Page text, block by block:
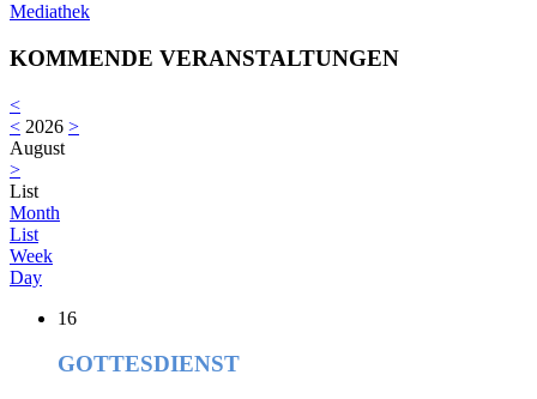
Mediathek
KOMMENDE VERANSTALTUNGEN
<
< 2026 >
August
>
List
Month
List
Week
Day
16
GOTTESDIENST